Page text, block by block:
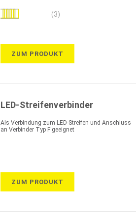
Bewertung: (3)
ZUM PRODUKT
LED-Streifenverbinder
Als Verbindung zum LED-Streifen und Anschluss
an Verbinder Typ F geeignet
ZUM PRODUKT